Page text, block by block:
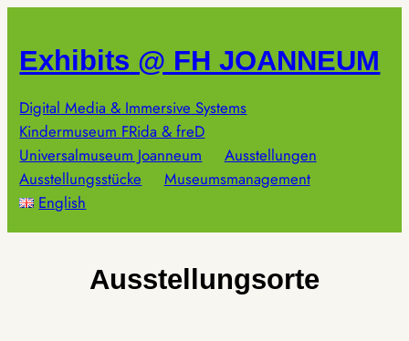
springen
Exhibits @ FH JOANNEUM
Digital Media & Immersive Systems
Kindermuseum FRida & freD
Universalmuseum Joanneum
Ausstellungen
Ausstellungsstücke
Museumsmanagement
English
Ausstellungsorte